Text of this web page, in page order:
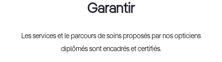
Garantir
Les services et le parcours de soins proposés par nos opticiens
diplômés sont encadrés et certifiés.